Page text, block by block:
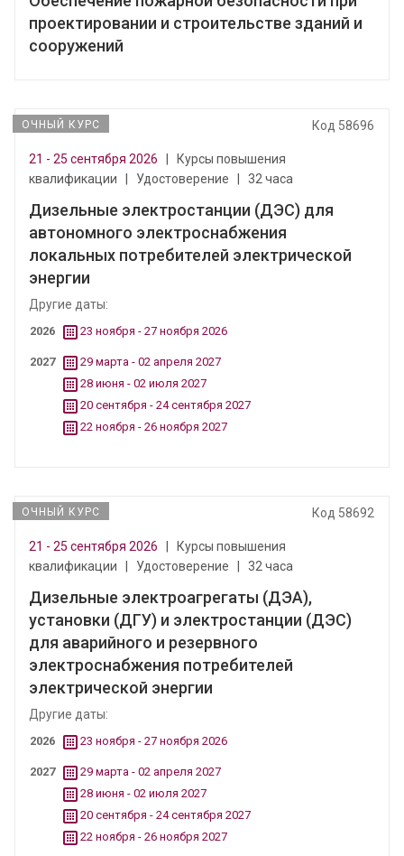
проектировании и строительстве зданий и
сооружений
ОЧНЫЙ КУРС Код 58696
21 - 25 сентября 2026
Курсы повышения
квалификации
Удостоверение 32 часа
Дизельные электростанции (ДЭС) для
автономного электроснабжения
локальных потребителей электрической
энергии
Другие даты:
2026 23 ноября - 27 ноября 2026
2027
29 марта - 02 апреля 2027
28 июня - 02 июля 2027
20 сентября - 24 сентября 2027
22 ноября - 26 ноября 2027
ОЧНЫЙ КУРС Код 58692
21 - 25 сентября 2026
Курсы повышения
квалификации
Удостоверение 32 часа
Дизельные электроагрегаты (ДЭА),
установки (ДГУ) и электростанции (ДЭС)
для аварийного и резервного
электроснабжения потребителей
электрической энергии
Другие даты:
2026 23 ноября - 27 ноября 2026
2027
29 марта - 02 апреля 2027
28 июня - 02 июля 2027
20 сентября - 24 сентября 2027
22 ноября - 26 ноября 2027